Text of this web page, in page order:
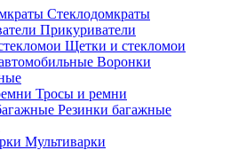
Стеклодомкраты
Прикуриватели
Щетки и стекломои
Воронки
Тросы и ремни
Резинки багажные
Мультиварки